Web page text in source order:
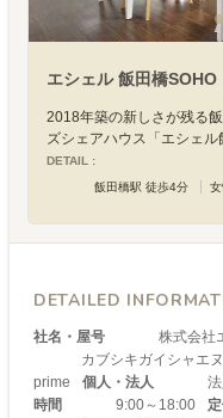
エシェル 飯田橋SOHO
2018年築の新しさが残る
ズシェアハウス「エシェ
DETAIL :
飯田橋駅 徒歩4分
DETAILED
社名・屋号 株式会社
カブシキガイシャエ
prime
個人・法人
時間
9:00～18:00